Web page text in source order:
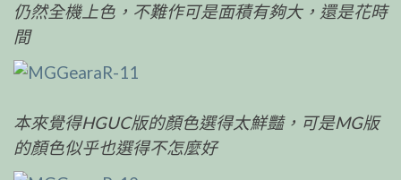
仍然全機上色，不難作可是面積有夠大，還是花時
間
本來覺得HGUC版的顏色選得太鮮豔，可是MG版
的顏色似乎也選得不怎麼好